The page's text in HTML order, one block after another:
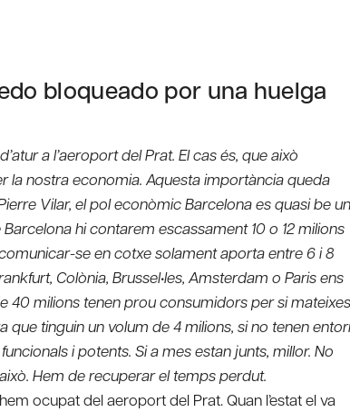
bloqueado por una huelga
a l’aeroport del Prat. El cas és, que això
la nostra economia. Aquesta importància queda
Vilar, el pol econòmic Barcelona es quasi be
hi contarem escassament 10 o 12 milions
se en cotxe solament aporta entre 6 i 8
Colònia, Brussel•les, Amsterdam o Paris ens
40 milions tenen prou consumidors per si
tinguin un volum de 4 milions, si no tenen
i potents. Si a mes estan junts, millor. No
Hem de recuperar el temps perdut.
ocupat del aeroport del Prat. Quan l’estat el va